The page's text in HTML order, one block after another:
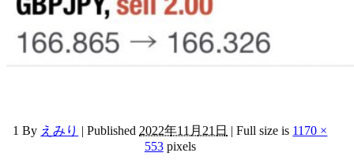
1 By えみり | Published 2022年11月21日 | Full size is 1170 ×
553pixels